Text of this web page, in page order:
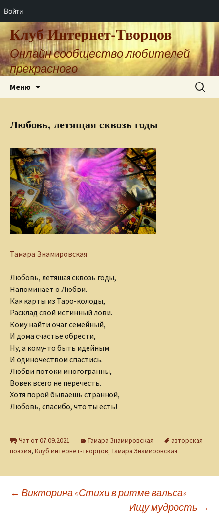
Войти
Клуб Интернет-Творцов
Онлайн сообщество любителей
прекрасного
Меню Найти:
Любовь, летящая сквозь годы
Тамара Знамировская
Любовь, летяшая сквозь годы,
Напоминает о Любви.
Как карты из Таро-колоды,
Расклад свой истинный лови.
Кому найти очаг семейный,
И дома счастье обрести,
Ну, а кому-то быть идейным
И одиночеством спастись.
Любви потоки многогранны,
Вовек всего не перечесть.
Хотя порой бываешь странной,
Любовь, спасибо, что ты есть!
Чат от 07.09.2021 Тамара Знамировская
авторская
поэзия, Клуб интернет-творцов, Тамара Знамировская
Навигация
← Викторина «Стихи в ритме вальса»
Ищу мудрость →